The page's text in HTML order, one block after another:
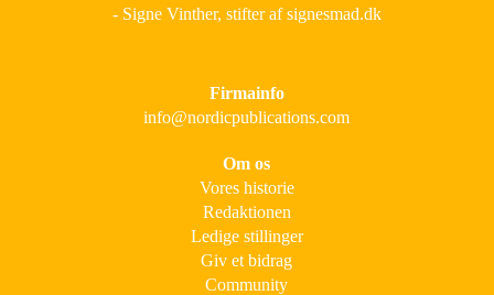
- Signe Vinther, stifter af signesmad.dk
Firmainfo
info@nordicpublications.com
Om os
Vores historie
Redaktionen
Ledige stillinger
Giv et bidrag
Community